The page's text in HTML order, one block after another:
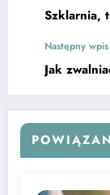
Szklarnia,
Następny wpis
Jak